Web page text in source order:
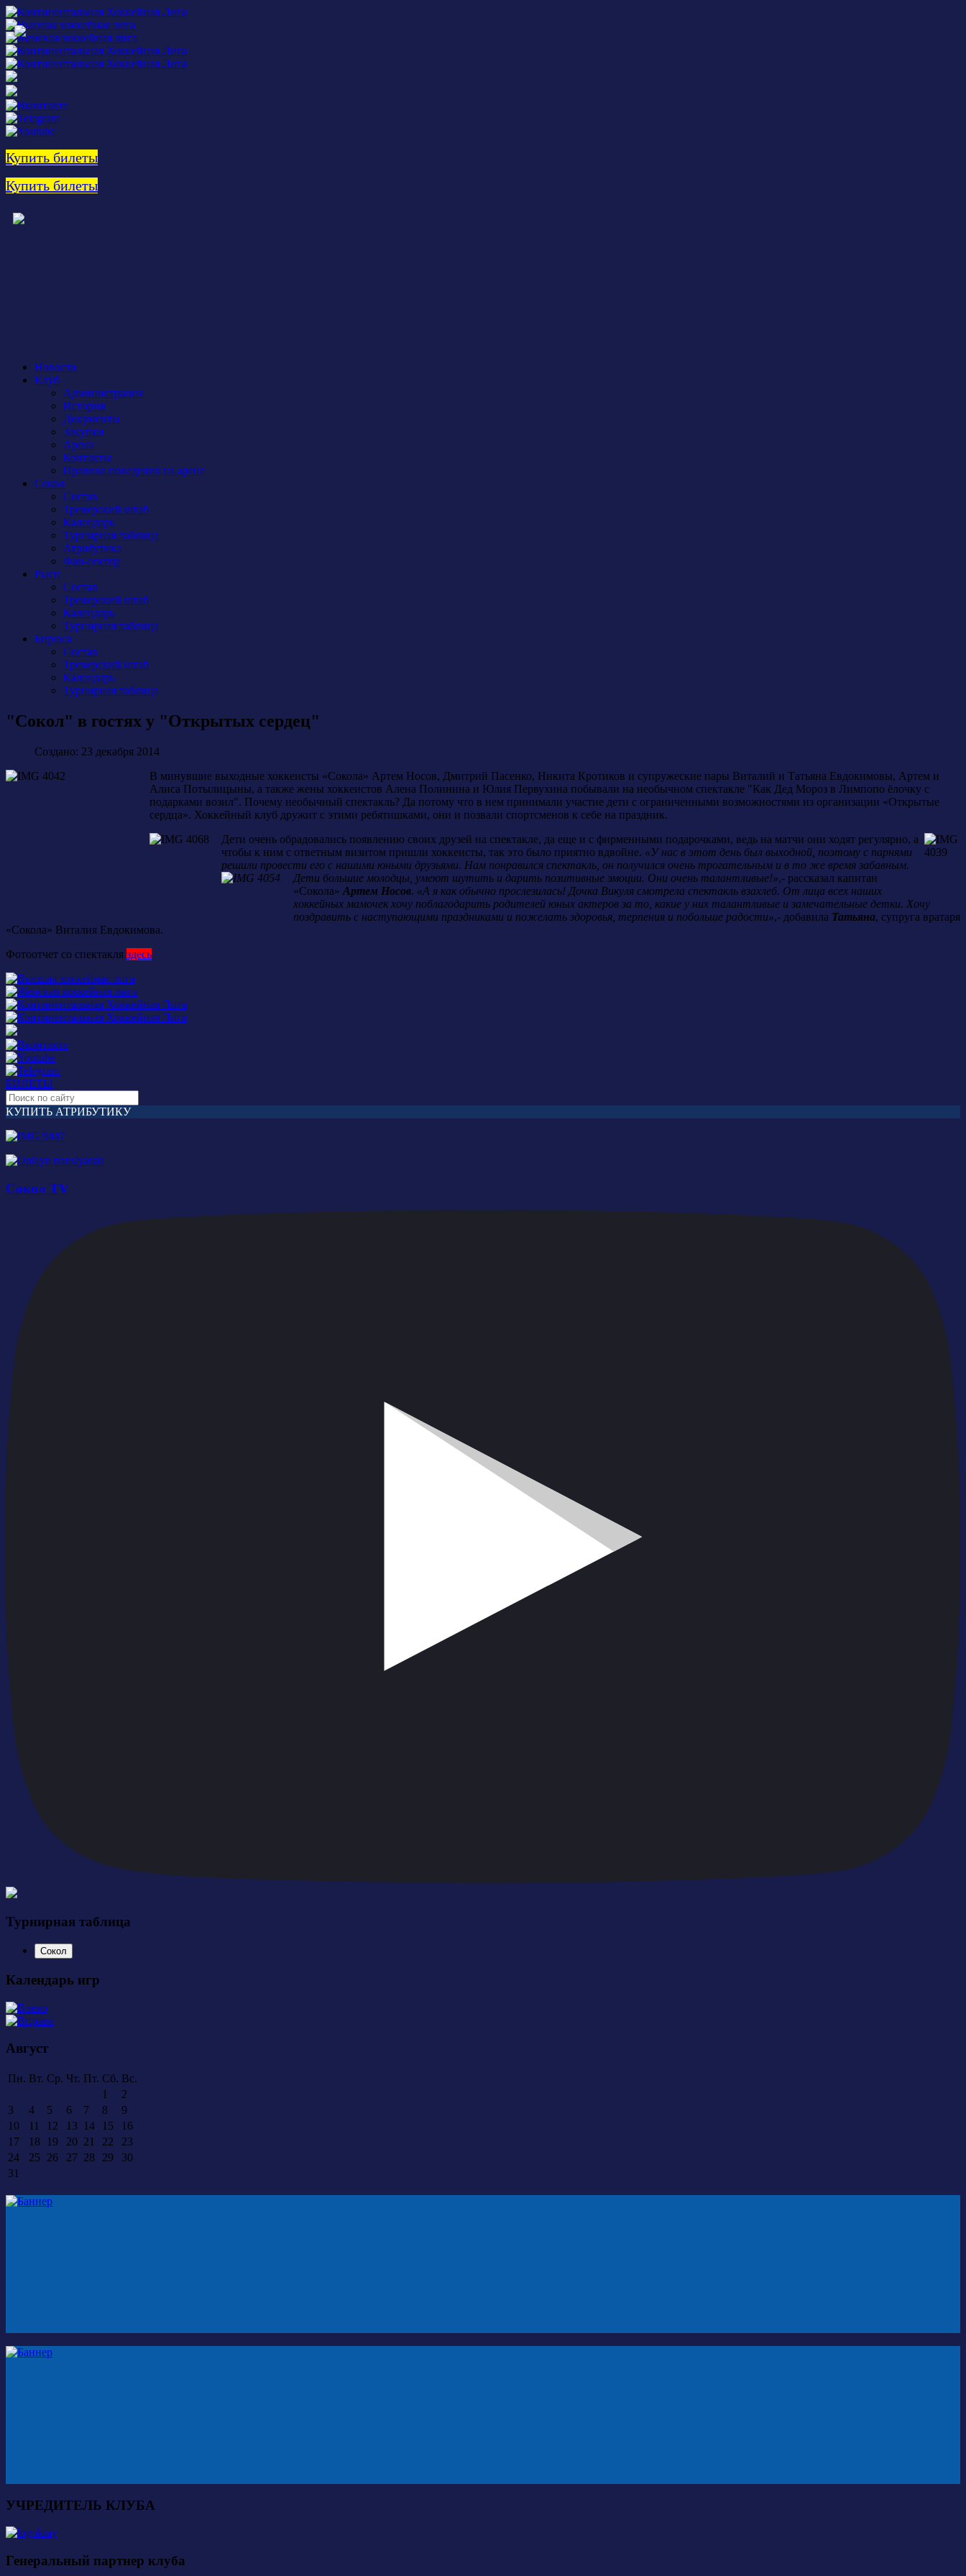
Купить билеты
Купить билеты
Новости
Клуб
Администрация
История
Документы
Закупки
Арена
Контакты
Правила поведения на арене
Сокол
Состав
Тренерский штаб
Календарь
Турнирная таблица
Атрибутика
Фан-сектор
Рыси
Состав
Тренерский штаб
Календарь
Турнирная таблица
Бирюса
Состав
Тренерский штаб
Календарь
Турнирная таблица
"Сокол" в гостях у "Открытых сердец"
Создано: 23 декабря 2014
В минувшие выходные хоккеисты «Сокола» Артем Носов, Дмитрий Пасенко, Никита Кротиков и супружеские пары Виталий и Татьяна Евдокимовы, Артем и
Алиса Потылицыны, а также жены хоккеистов Алена Полинина и Юлия Первухина побывали на необычном спектакле "Как Дед Мороз в Лимпопо ёлочку с
подарками возил". Почему необычный спектакль? Да потому что в нем принимали участие дети с ограниченными возможностями из организации «Открытые
сердца». Хоккейный клуб дружит с этими ребятишками, они и позвали спортсменов к себе на праздник.
Дети очень обрадовались появлению своих друзей на спектакле, да еще и с фирменными подарочками, ведь на матчи они ходят регулярно, а
чтобы к ним с ответным визитом пришли хоккеисты, так это было приятно вдвойне. «У нас в этот день был выходной, поэтому с парнями
решили провести его с нашими юными друзьями. Нам понравился спектакль, он получился очень трогательным и в то же время забавным.
Дети большие молодцы, умеют шутить и дарить позитивные эмоции. Они очень талантливые!»,- рассказал капитан
«Сокола» Артем Носов. «А я как обычно прослезилась! Дочка Викуля смотрела спектакль взахлеб. От лица всех наших
хоккейных мамочек хочу поблагодарить родителей юных актеров за то, какие у них талантливые и замечательные детки. Хочу
поздравить с наступающими праздниками и пожелать здоровья, терпения и побольше радости»,- добавила Татьяна, супруга вратаря
«Сокола» Виталия Евдокимова.
Фотоотчет со спектакля здесь
БИЛЕТЫ
КУПИТЬ АТРИБУТИКУ
Сокол TV
Турнирная таблица
Сокол
Календарь игр
Август
Пн. Вт. Ср. Чт. Пт. Сб. Вс.
1
2
3
4 5 6 7 8
9
10
11 12 13 14 15
16
17
18 19 20 21 22
23
24
25 26 27 28 29
30
31
УЧРЕДИТЕЛЬ КЛУБА
Генеральный партнер клуба